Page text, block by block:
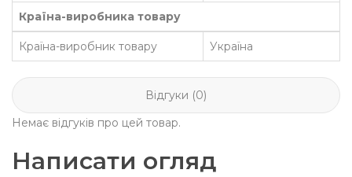
Країна-виробника товару
Країна-виробник товару Україна
Відгуки (0)
Немає відгуків про цей товар.
Написати огляд